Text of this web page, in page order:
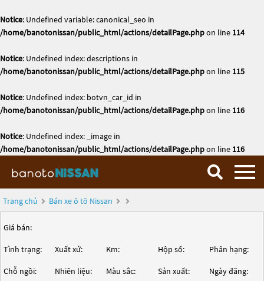
Notice: Undefined variable: canonical_seo in
/home/banotonissan/public_html/actions/detailPage.phpon line 114
Notice: Undefined index: descriptions in
/home/banotonissan/public_html/actions/detailPage.phpon line 115
Notice: Undefined index: botvn_car_id in
/home/banotonissan/public_html/actions/detailPage.phpon line 116
Notice: Undefined index: _image in
/home/banotonissan/public_html/actions/detailPage.phpon line 116
Trang chủ Bán xe ô tô Nissan
Giá bán:
Tình trạng: Xuất xứ: Km: Hộp số: Phân hạng:
Chỗ ngồi: Nhiên liệu: Màu sắc: Sản xuất: Ngày đăng: